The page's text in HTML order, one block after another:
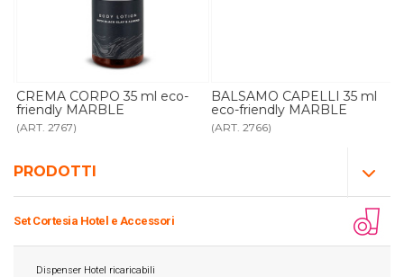
PRODOTTI
Set Cortesia Hotel e Accessori
Dispenser Hotel ricaricabili
CREMA CORPO 35 ml eco-
friendly MARBLE
(ART. 2767)
BALSAMO CAPELLI 35 ml
eco-friendly MARBLE
(ART. 2766)